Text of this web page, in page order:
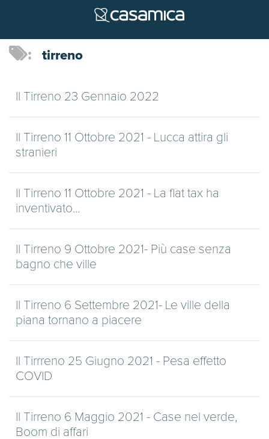
tirreno
Il Tirreno 23 Gennaio 2022
Il Tirreno 11 Ottobre 2021 - Lucca attira gli
stranieri
Il Tirreno 11 Ottobre 2021 - La flat tax ha
inventivato...
Il Tirreno 9 Ottobre 2021- Più case senza
bagno che ville
Il Tirreno 6 Settembre 2021- Le ville della
piana tornano a piacere
Il Tirrreno 25 Giugno 2021 - Pesa effetto
COVID
Il Tirreno 6 Maggio 2021 - Case nel verde,
Boom di affari